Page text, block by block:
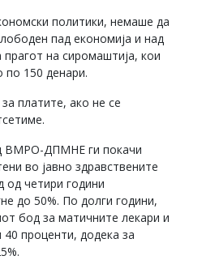
политики, немаше да
пад економија и над
на сиромаштија, кои
по 150 денари.
платите, ако не се
ВМРО-ДПМНЕ ги покачи
во јавно здравствените
од четири години
до 50%. По долги години,
бод за матичните лекари и
40 проценти, додека за